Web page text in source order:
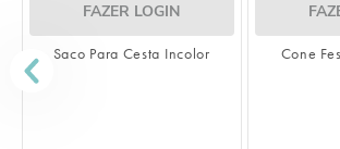
FAZER LOGIN
Saco Para Cesta Incolor Cone